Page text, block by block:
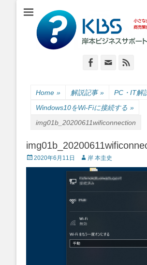
岸本
ー
小さな会社・小さなお店のIT経営をナビゲ
Facebook
Email
Home » 解説記事 » PC・IT解
Windows10をWi-Fiに接続する »
img01b_20200611wificonnection
Posted
on
2020年6月11日 Author
岸 本圭史